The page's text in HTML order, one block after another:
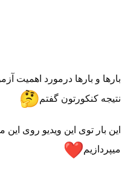
بارها و بارها درمورد اهمیت
نتیجه کنکورتون گفتم
این بار توی این ویدیو روی
میپردازیم